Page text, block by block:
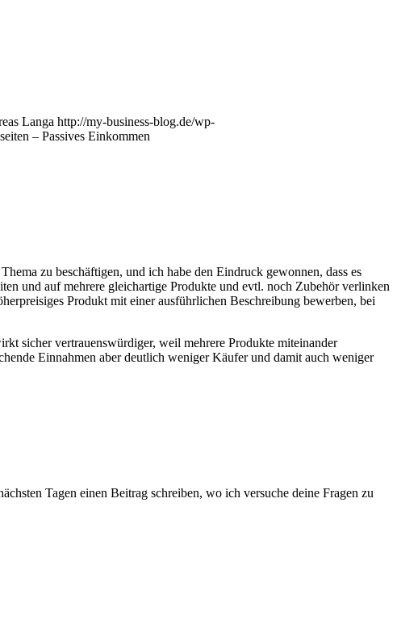
Langa http://my-business-blog.de/wp-
– Passives Einkommen
zu beschäftigen, und ich habe den Eindruck gewonnen, dass es
und auf mehrere gleichartige Produkte und evtl. noch Zubehör verlinken
Produkt mit einer ausführlichen Beschreibung bewerben, bei
sicher vertrauenswürdiger, weil mehrere Produkte miteinander
Einnahmen aber deutlich weniger Käufer und damit auch weniger
Tagen einen Beitrag schreiben, wo ich versuche deine Fragen zu